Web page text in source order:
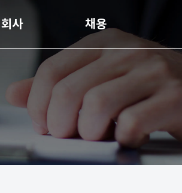
회사 채용